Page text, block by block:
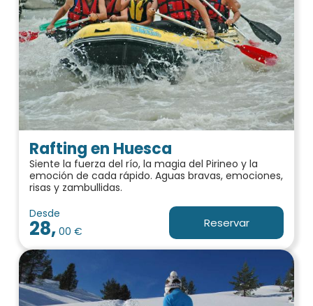
Rafting en Huesca
Siente la fuerza del río, la magia del Pirineo y la
emoción de cada rápido. Aguas bravas, emociones,
risas y zambullidas.
Desde
28, 00 €
Reservar